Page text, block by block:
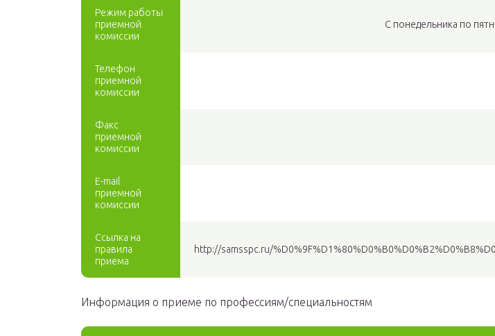
Режим работы
приемной
комиссии
C понедельника по
Телефон
приемной
комиссии
Факс
приемной
комиссии
E-mail
приемной
комиссии
Ссылка на
правила
приема
http://samsspc.ru/
Информация о приеме по профессиям/специальностям